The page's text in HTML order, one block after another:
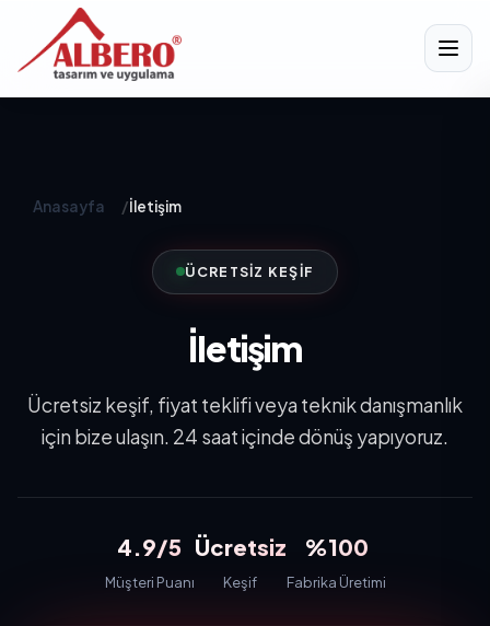
Anasayfa /İletişim
ÜCRETSIZ KEŞIF
İletişim
Ücretsiz keşif, fiyat teklifi veya teknik danışmanlık
için bize ulaşın. 24 saat içinde dönüş yapıyoruz.
4.9/5
Müşteri Puanı
Ücretsiz
Keşif
%100
Fabrika Üretimi